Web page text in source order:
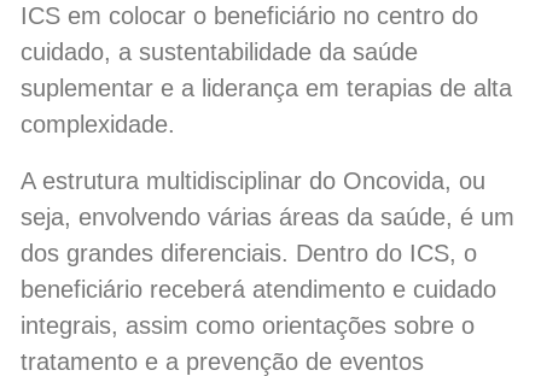
ICS em colocar o beneficiário no centro do
cuidado, a sustentabilidade da saúde
suplementar e a liderança em terapias de alta
complexidade.
A estrutura multidisciplinar do Oncovida, ou
seja, envolvendo várias áreas da saúde, é um
dos grandes diferenciais. Dentro do ICS, o
beneficiário receberá atendimento e cuidado
integrais, assim como orientações sobre o
tratamento e a prevenção de eventos